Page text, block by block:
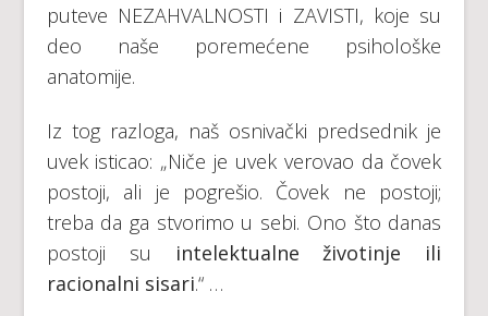
puteve NEZAHVALNOSTI i ZAVISTI, koje su
deo naše poremećene psihološke
anatomije.
Iz tog razloga, naš osnivački predsednik je
uvek isticao: „Niče je uvek verovao da čovek
postoji, ali je pogrešio. Čovek ne postoji;
treba da ga stvorimo u sebi. Ono što danas
postoji su
intelektualne životinje ili
racionalni sisari.“ …